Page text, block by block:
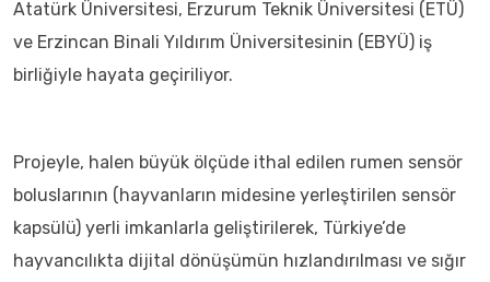
Atatürk Üniversitesi, Erzurum Teknik Üniversitesi (ETÜ)
ve Erzincan Binali Yıldırım Üniversitesinin (EBYÜ) iş
birliğiyle hayata geçiriliyor.
Projeyle, halen büyük ölçüde ithal edilen rumen sensör
boluslarının (hayvanların midesine yerleştirilen sensör
kapsülü) yerli imkanlarla geliştirilerek, Türkiye’de
hayvancılıkta dijital dönüşümün hızlandırılması ve sığır